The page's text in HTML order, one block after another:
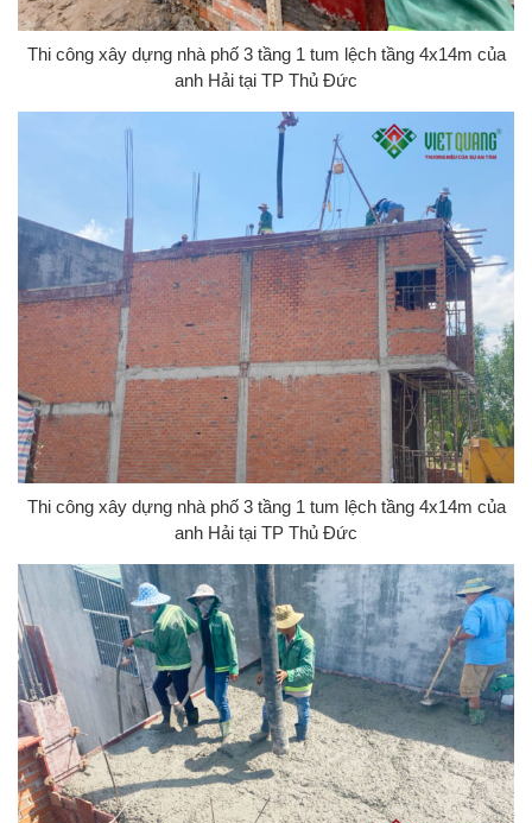
Thi công xây dựng nhà phố 3 tầng 1 tum lệch tầng 4x14m của
anh Hải tại TP Thủ Đức
Thi công xây dựng nhà phố 3 tầng 1 tum lệch tầng 4x14m của
anh Hải tại TP Thủ Đức